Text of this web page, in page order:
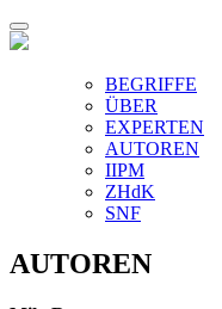
BEGRIFFE
ÜBER
EXPERTEN
AUTOREN
IIPM
ZHdK
SNF
AUTOREN